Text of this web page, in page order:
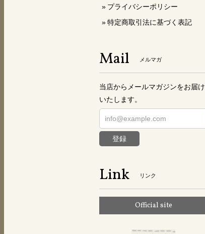
プライバシーポリシー
特定商取引法に基づく表記
Mail メルマガ
当店からメールマガジンをお届け
いたします。
登録
Link リンク
Official site